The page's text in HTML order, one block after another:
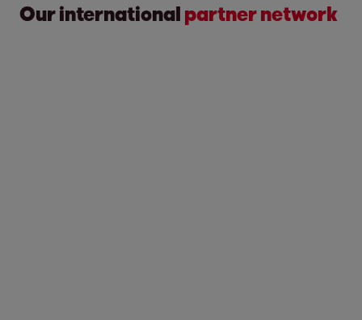
Our international partner network